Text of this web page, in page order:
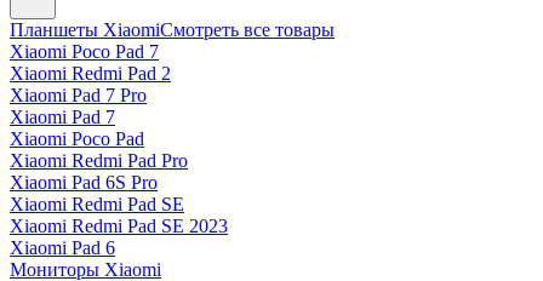
Планшеты XiaomiСмотреть все товары
Xiaomi Poco Pad 7
Xiaomi Redmi Pad 2
Xiaomi Pad 7 Pro
Xiaomi Pad 7
Xiaomi Poco Pad
Xiaomi Redmi Pad Pro
Xiaomi Pad 6S Pro
Xiaomi Redmi Pad SE
Xiaomi Redmi Pad SE 2023
Xiaomi Pad 6
Мониторы Xiaomi